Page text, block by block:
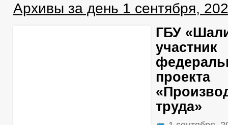
Архивы за день 1 сентября,
ГБУ
участник
проекта
труда»